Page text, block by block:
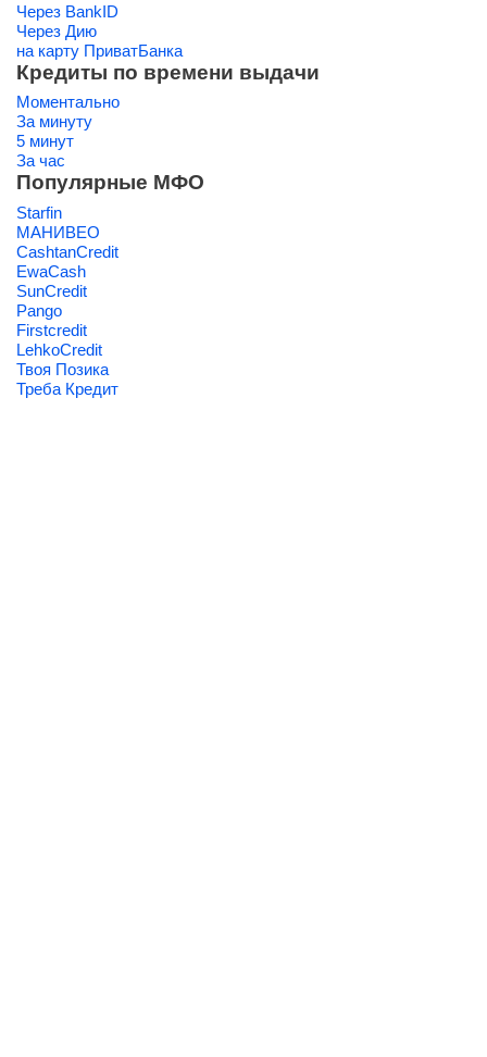
Через BankID
Через Дию
на карту ПриватБанка
Кредиты по времени выдачи
Моментально
За минуту
5 минут
За час
Популярные МФО
Starfin
МАНИВЕО
CashtanCredit
EwaCash
SunCredit
Pango
Firstcredit
LehkoCredit
Твоя Позика
Треба Кредит